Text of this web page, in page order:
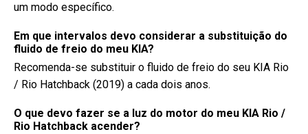
um modo específico.
Em que intervalos devo considerar a substituição do
fluido de freio do meu KIA?
Recomenda-se substituir o fluido de freio do seu KIA Rio
/ Rio Hatchback (2019) a cada dois anos.
O que devo fazer se a luz do motor do meu KIA Rio /
Rio Hatchback acender?